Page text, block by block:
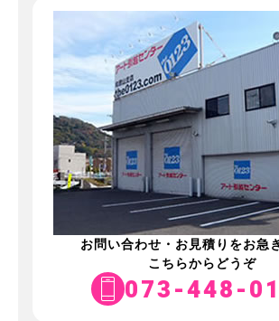
お問い合わせ・お見積りをお急
こちらからどうぞ
073-448-